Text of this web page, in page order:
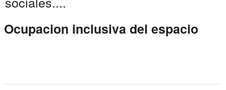
Ocupacion inclusiva del espacio